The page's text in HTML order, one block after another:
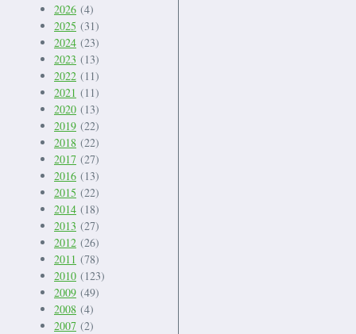
2026 (4)
2025 (31)
2024 (23)
2023 (13)
2022 (11)
2021 (11)
2020 (13)
2019 (22)
2018 (22)
2017 (27)
2016 (13)
2015 (22)
2014 (18)
2013 (27)
2012 (26)
2011 (78)
2010 (123)
2009 (49)
2008 (4)
2007 (2)